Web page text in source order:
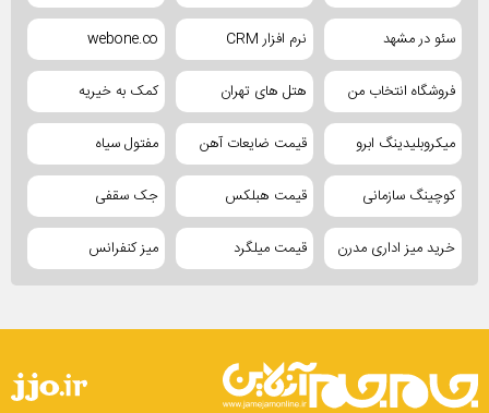
سئو در مشهد نرم افزار CRM webone.co
فروشگاه انتخاب من هتل های تهران کمک به خیریه
میکروبلیدینگ ابرو قیمت ضایعات آهن مفتول سیاه
کوچینگ سازمانی قیمت هبلکس جک سقفی
خرید میز اداری مدرن قیمت میلگرد میز کنفرانس